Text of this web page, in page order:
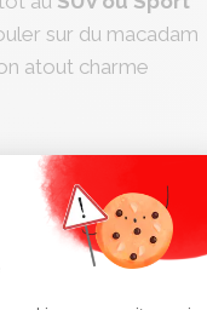
sur du macadam
atout charme
peu des attributs
questions de